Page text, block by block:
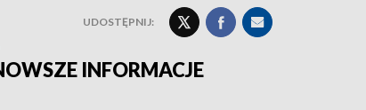
UDOSTĘPNIJ:
INFORMACJE